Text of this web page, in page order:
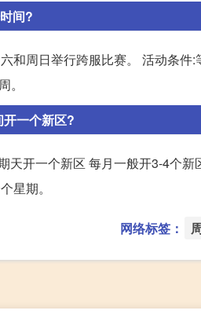
间?
和周日举行跨服比赛。 活动条
。
一个新区?
天开一个新区 每月一般开3-4个
星期。
网络标签：